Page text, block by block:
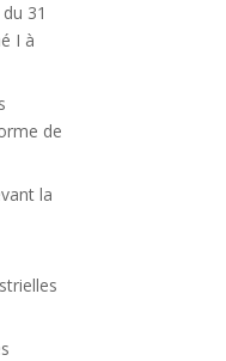
31
I à
de
la